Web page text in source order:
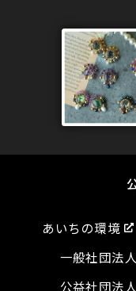
あいちの環境
一般社団法
公益社団法